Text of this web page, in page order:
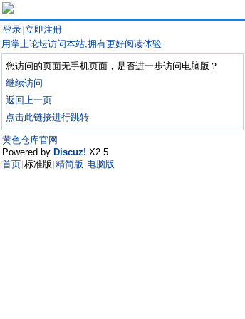
登录 立即注册
用掌上论坛访问本站,拥有更好阅读体验
您访问的页面无手机页面，是否进一步访问电脑版？
继续访问
返回上一页
点击此链接进行跳转
黄色仓库官网
Powered by Discuz! X2.5
首页 标准版 精简版 电脑版